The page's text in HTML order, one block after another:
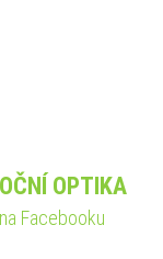
OČNÍ OPTIKA
na Facebooku